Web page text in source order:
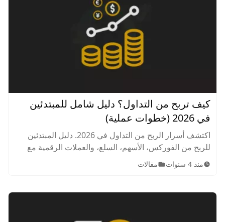
كيف تربح من التداول؟ دليل شامل للمبتدئين
في 2026 (خطوات عملية)
اكتشف أسرار الربح من التداول في 2026. دليل المبتدئين
للربح من الفوركس، الأسهم، السلع، والعملات الرقمية مع
أمثلة عملية واستراتيجيات إدارة المخاطر لتحقيق دخل
مستدام.
منذ 4 سنوات مقالات